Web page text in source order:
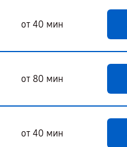
от 40 мин
от 80 мин
от 40 мин